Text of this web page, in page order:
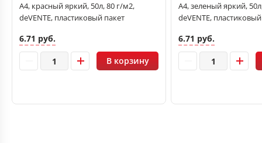
А4, красный яркий, 50л, 80 г/м2,
deVENTE, пластиковый пакет
6.71 руб.
В корзину
А4, зеленый яркий,
deVENTE,
6.71 руб.